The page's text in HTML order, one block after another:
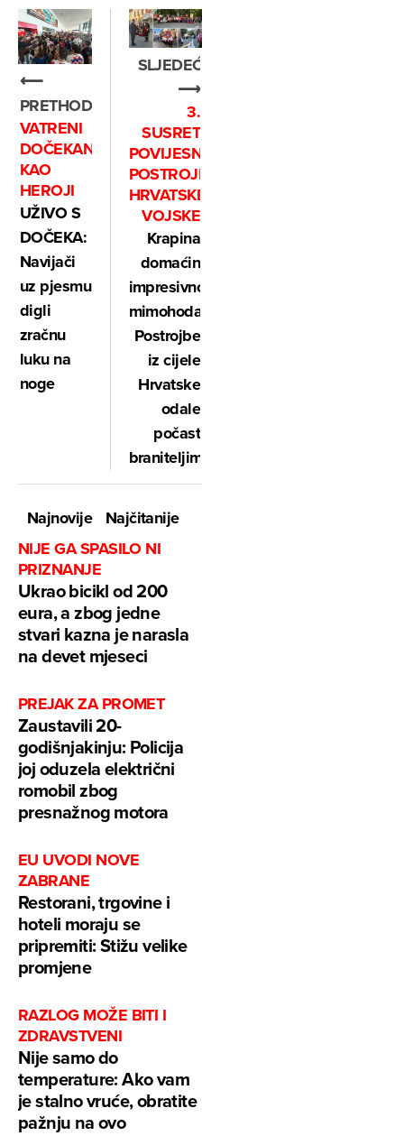
⟵
PRETHODNO
VATRENI
DOČEKANI
KAO
HEROJI
UŽIVO S
DOČEKA:
Navijači
uz pjesmu
digli
zračnu
luku na
noge
SLJEDEĆE
⟶
3.
SUSRET
POVIJESNIH
POSTROJBI
HRVATSKE
VOJSKE
Krapina
domaćin
impresivnog
mimohoda:
Postrojbe
iz cijele
Hrvatske
odale
počast
braniteljima
Najnovije
Najčitanije
NIJE GA SPASILO NI
PRIZNANJE
Ukrao bicikl od 200
eura, a zbog jedne
stvari kazna je narasla
na devet mjeseci
PREJAK ZA PROMET
Zaustavili 20-
godišnjakinju: Policija
joj oduzela električni
romobil zbog
presnažnog motora
EU UVODI NOVE
ZABRANE
Restorani, trgovine i
hoteli moraju se
pripremiti: Stižu velike
promjene
RAZLOG MOŽE BITI I
ZDRAVSTVENI
Nije samo do
temperature: Ako vam
je stalno vruće, obratite
pažnju na ovo